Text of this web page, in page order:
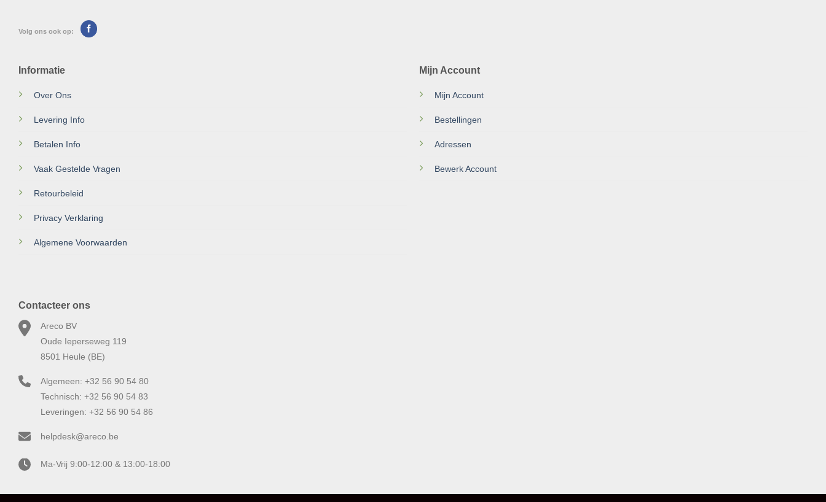
Volg ons ook op:
Informatie
Over Ons
Levering Info
Betalen Info
Vaak Gestelde Vragen
Retourbeleid
Privacy Verklaring
Algemene Voorwaarden
Mijn Account
Mijn Account
Bestellingen
Adressen
Bewerk Account
Contacteer ons
Areco BV
Oude Ieperseweg 119
8501 Heule (BE)
Algemeen: +32 56 90 54 80
Technisch: +32 56 90 54 83
Leveringen: +32 56 90 54 86
helpdesk@areco.be
Ma-Vrij 9:00-12:00 & 13:00-18:00